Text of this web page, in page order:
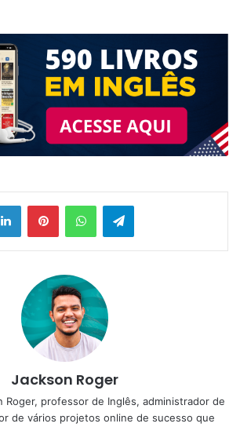
LinkedinPinterestWhatsAppTelegram
Jackson Roger
Roger, professor de Inglês, administrador de
de vários projetos online de sucesso que